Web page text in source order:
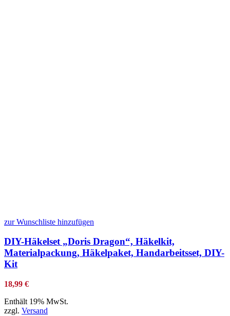
zur Wunschliste hinzufügen
DIY-Häkelset „Doris Dragon“, Häkelkit,
Materialpackung, Häkelpaket, Handarbeitsset, DIY-
Kit
18,99 €
Enthält 19% MwSt.
zzgl. Versand